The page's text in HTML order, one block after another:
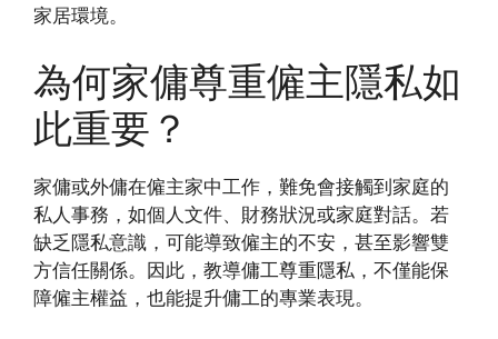
家居環境。
為何家傭尊重僱主隱私如
此重要？
家傭或外傭在僱主家中工作，難免會接觸到家庭的
私人事務，如個人文件、財務狀況或家庭對話。若
缺乏隱私意識，可能導致僱主的不安，甚至影響雙
方信任關係。因此，教導傭工尊重隱私，不僅能保
障僱主權益，也能提升傭工的專業表現。